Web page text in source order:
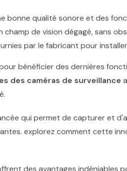
bonne qualité sonore et des
champ de vision dégagé, sans
par le fabricant pour
bénéficier des dernières
des caméras de surveillance
des avantages indéniables